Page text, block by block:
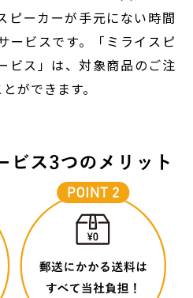
ピーカーが手元にない時間
ービスです。「ミライスピ
ビス」は、対象商品のご注
ができます。